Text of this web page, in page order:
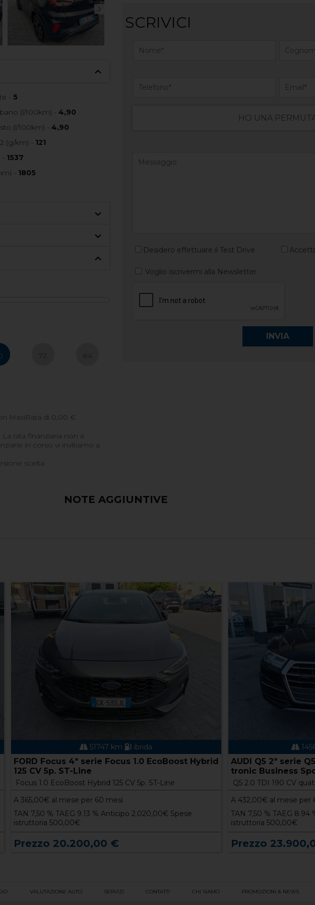
- 5
(l/100km) - 4,90
(l/100km) - 4,90
(g/km) - 121
- 1537
- 1805
72 84
MaxiRata di 0,00 €
rata finanziaria non è
in corso vi invitiamo a
scelta.
SCRIVICI
HO UNA
Desidero effettuare il Test Drive
Voglio iscrivermi alla Newsletter
NOTE AGGIUNTIVE
51747 km ibrida
FORD Focus 4ª serie Focus 1.0 EcoBoost Hybrid
125 CV 5p. ST-Line
Focus 1.0 EcoBoost Hybrid 125 CV 5p. ST-Line
A 365,00€ al mese per 60 mesi
TAN 7,50 % TAEG 9.13 % Anticipo 2.020,00€ Spese
istruttoria 500,00€
Prezzo 20.200,00 €
AUDI Q5 2ª serie
tronic Business
Q5 2.0 TDI 190 CV
A432,00€ al mese per
TAN 7,50 % TAEG
istruttoria 500,00€
Prezzo
VALUTAZIONE AUTO SERVIZI CONTATTI CHI SIAMO PROMOZIONI & NEWS